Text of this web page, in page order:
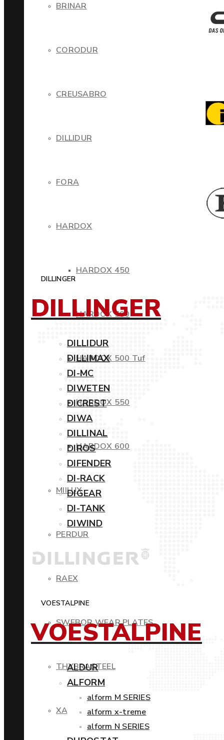
BRINAR
CORODUR
CREUSABRO
DILLIDUR
FORA
HARDOX
HARDOX 450
HARDOX 500
HARDOX 500 Tuf
HARDOX 550
HARDOX 600
MIILUX
PERDUR
RAEX
SWEBOR WEAR PLATES
THYBRASTEEL
XAR
DILLINGER
DILLINGER
DILLIDUR
DILLIMAX
DI-MC
DIWETEN
DICREST
DIWA
DILLINAL
DIROS
DIFENDER
DI-RACK
DIGEAR
DI-TANK
DIWIND
VOESTALPINE
VOESTALPINE
ALDUR
ALFORM
alform M SERIES
alform x-treme
alform N SERIES